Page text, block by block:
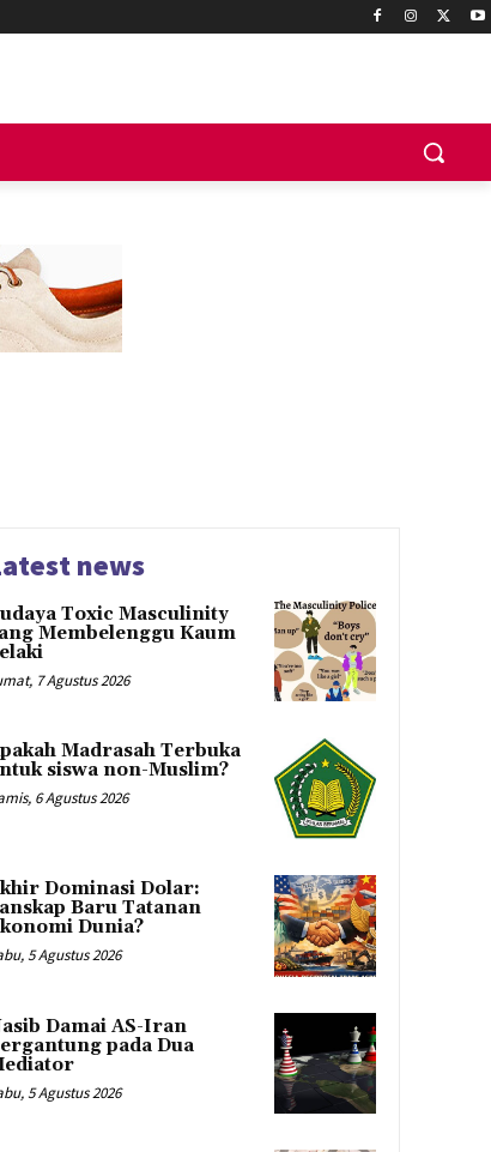
news
Toxic Masculinity
Membelenggu Kaum
7 Agustus 2026
Madrasah Terbuka
siswa non-Muslim?
6 Agustus 2026
Dominasi Dolar:
Baru Tatanan
Dunia?
5 Agustus 2026
Damai AS-Iran
pada Dua
5 Agustus 2026